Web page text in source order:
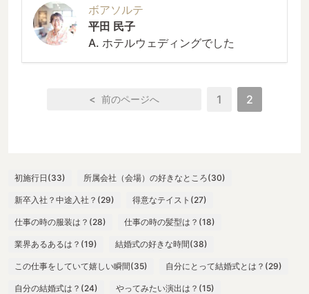
ボアソルテ
平田 民子
A. ホテルウェディングでした
< 1 2
初施行日(33) 所属会社（会場）の好きなところ(30)
新卒入社？中途入社？(29) 得意なテイスト(27)
仕事の時の服装は？(28) 仕事の時の髪型は？(18)
業界あるあるは？(19) 結婚式の好きな時間(38)
この仕事をしていて嬉しい瞬間(35) 自分にとって結婚式とは？(29)
自分の結婚式は？(24) やってみたい演出は？(15)